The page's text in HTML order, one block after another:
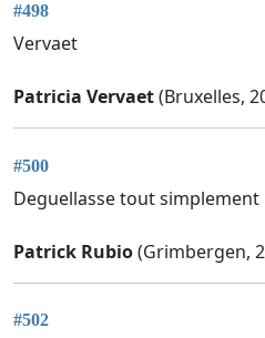
#498
Vervaet
Patricia Vervaet(Bruxelles,
#500
Deguellasse tout simplement
Patrick Rubio(Grimbergen,
#502